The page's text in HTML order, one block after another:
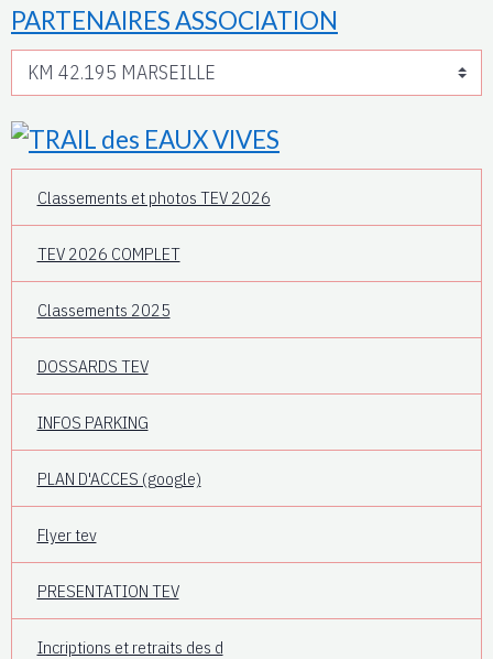
PARTENAIRES ASSOCIATION
Classements et photos TEV 2026
TEV 2026 COMPLET
Classements 2025
DOSSARDS TEV
INFOS PARKING
PLAN D'ACCES (google)
Flyer tev
PRESENTATION TEV
Incriptions et retraits des d